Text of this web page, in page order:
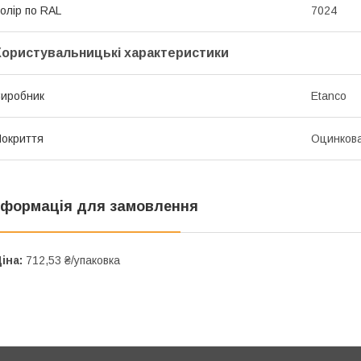
по RAL 7024
характеристики
Etanco
для замовлення
712,53 ₴/упаковка